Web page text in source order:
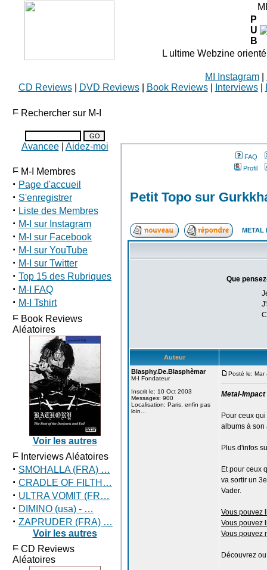
P
U
B
L ultime Webzine
MI Instagram
CD Reviews| DVD Reviews| Book Reviews| Interviews|
Rechercher sur M-I
Avancee| Aidez-moi
M-I Membres
· Page d'accueil
· S'enregistrer
· Liste des Membres
· M-I sur Instagram
· M-I sur Facebook
· M-I sur YouTube
· M-I sur Twitter
· Top 15 des Rubriques
· M-I FAQ
· M-I Tshirt
Book Reviews
Aléatoires
Voir les autres
Interviews Aléatoires
· SMOHALLA (FRA) …
· CRADLE OF FILTH…
· ULTRA VOMIT (FR…
· DIMINO (usa) - …
· ZAPRUDER (FRA) …
Voir les autres
CD Reviews
Aléatoires
FAQ
Profil
Petit Topo sur
METAL
Que
Auteur
Blasphy.De.Blasphèmar
M-I Fondateur
Inscrit le: 10 Oct 2003
Messages: 900
Localisation: Paris, enfin pas
loin...
Posté le: Mar
Metal-
Pour ceux
albums à son
Plus d'infos
Et pour ceux
va sortir un
Vader.
Vous pouvez
Vous pouvez
Vous pouvez
Découvrez